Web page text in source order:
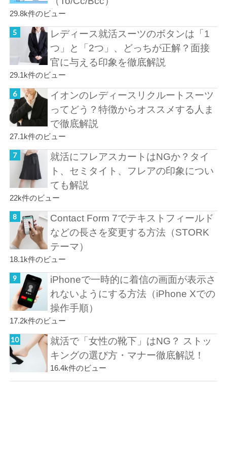
29.8k件のビュー
レディース就活スーツのボタンは「1
つ」と「2つ」、どっちが正解？面接
官に与える印象を徹底解説
29.1k件のビュー
イオンのレディースリクルートスーツ
ってどう？特徴からオススメする人ま
で徹底解説
27.1k件のビュー
就活にフレアスカートはNGか？タイ
ト、セミタイト、フレアの印象につい
ても解説
22k件のビュー
Contact Form 7でテキストフィールド
などの長さを変更する方法（STORK
テーマ）
18.1k件のビュー
iPhoneで一時的に着信の画面が表示さ
れないようにする方法（iPhone Xでの
操作手順）
17.2k件のビュー
就活で「女性の靴下」はNG？ ストッ
キングの選び方・マナー徹底解説！
16.4k件のビュー